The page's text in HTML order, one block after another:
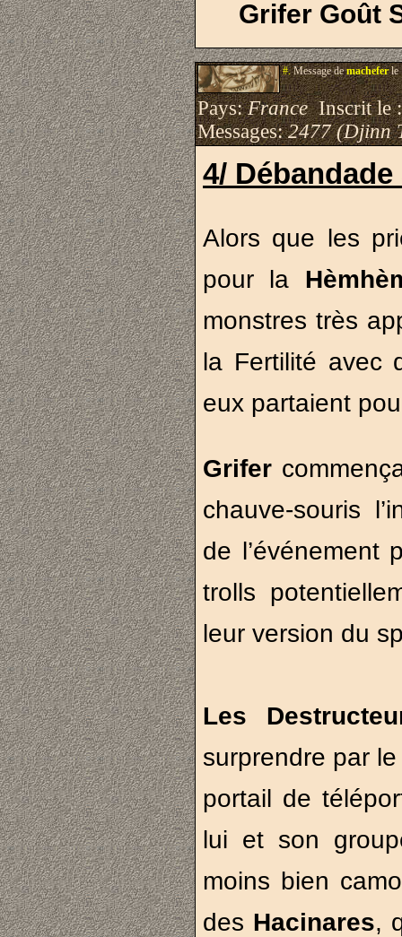
Grifer Goût
#.Message demacheferle
Pays:FranceInscrit le
Messages:2477 (Djinn
4/
Alors que les
pour la
monstres très
la Fertilité avec
eux partaient
Grifer
chauve-souris
de l’événement
trolls
leur version du
Les
surprendre par
portail de
lui et son
moins bien
des Hacinares,